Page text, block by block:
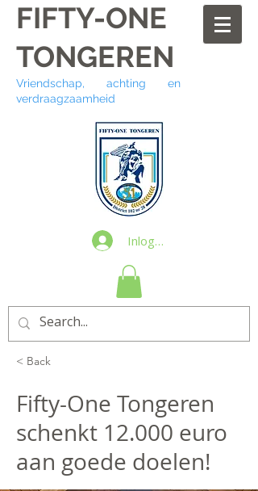
FIFTY-ONE
TONGEREN
Vriendschap, achting en
verdraagzaamheid
Inloggen
< Back
Fifty-One Tongeren
schenkt 12.000 euro
aan goede doelen!